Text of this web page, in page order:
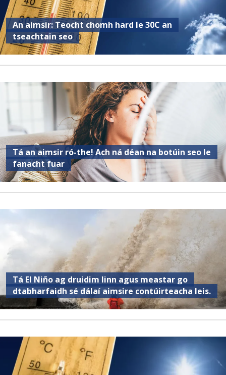
An aimsir: Teocht chomh hard le 30C an
tseachtain seo
Tá an aimsir ró-the! Ach ná déan na botúin seo le
fanacht fuar
Tá El Niño ag druidim linn agus meastar go
dtabharfaidh sé dálaí aimsire contúirteacha leis.